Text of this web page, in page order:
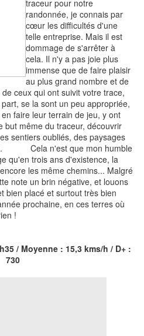
traceur pour notre
randonnée, je connais par
cœur les difficultés d'une
telle entreprise. Mais il est
dommage de s'arrêter à
cela. Il n'y a pas joie plus
immense que de faire plaisir
au plus grand nombre et de
ceux qui ont suivit votre trace,
se la sont un peu appropriée,
faire leur terrain de jeu, y ont
but même du traceur, découvrir
sentiers oubliés, des paysages
Cela n'est que mon humble
qu'en trois ans d'existence, la
les même chemins... Malgré
note un brin négative, et louons
bien placé et surtout très bien
prochaine, en ces terres où
!
/ Moyenne : 15,3 kms/h / D+ :
730